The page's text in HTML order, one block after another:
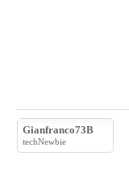
Gianfranco73B
techNewbie